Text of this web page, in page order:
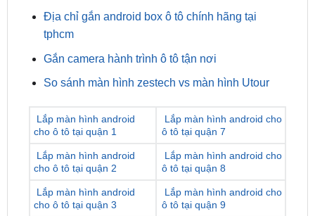
Gắn camera hành trình ô tô tận nơi
Lắp màn hình android
Lắp màn hình android cho
Lắp màn hình android
cho ô tô tại quận 2
Lắp màn hình android cho
ô tô tại quận 8
Lắp màn hình android
cho ô tô tại quận 3
Lắp màn hình android cho
ô tô tại quận 9
Lắp màn hình android
cho ô tô tại quận 4
Lắp màn hình android cho
ô tô tại quận 10